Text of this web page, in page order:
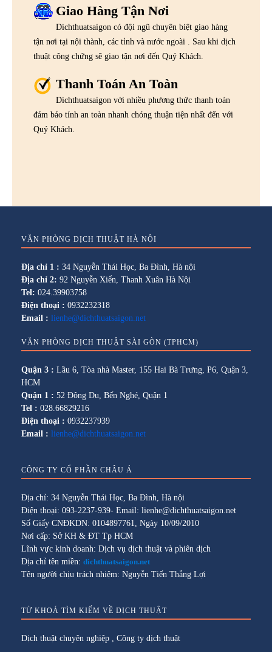
Giao Hàng Tận Nơi
Dichthuatsaigon có đội ngũ chuyên biệt giao hàng
tận nơi tại nội thành, các tỉnh và nước ngoài . Sau khi dịch
thuật công chứng sẽ giao tận nơi đến Quý Khách.
Thanh Toán An Toàn
Dichthuatsaigon với nhiều phương thức thanh toán
đảm bảo tính an toàn nhanh chóng thuận tiện nhất đến với
Quý Khách.
VĂN PHÒNG DỊCH THUẬT HÀ NỘI
Địa chỉ 1 : 34 Nguyễn Thái Học, Ba Đình, Hà nội
Địa chỉ 2: 92 Nguyễn Xiển, Thanh Xuân Hà Nội
Tel: 024.39903758
Điện thoại : 0932232318
Email : lienhe@dichthuatsaigon.net
VĂN PHÒNG DỊCH THUẬT SÀI GÒN (TPHCM)
Quận 3 : Lầu 6, Tòa nhà Master, 155 Hai Bà Trưng, P6, Quận 3,
HCM
Quận 1 : 52 Đông Du, Bến Nghé, Quận 1
Tel : 028.66829216
Điện thoại : 0932237939
Email : lienhe@dichthuatsaigon.net
CÔNG TY CỔ PHẦN CHÂU Á
Địa chỉ: 34 Nguyễn Thái Học, Ba Đình, Hà nội
Điện thoại: 093-2237-939- Email: lienhe@dichthuatsaigon.net
Số Giấy CNĐKDN: 0104897761, Ngày 10/09/2010
Nơi cấp: Sở KH & ĐT Tp HCM
Lĩnh vực kinh doanh: Dịch vụ dịch thuật và phiên dịch
Địa chỉ tên miền: dichthuatsaigon.net
Tên người chịu trách nhiệm: Nguyễn Tiến Thắng Lợi
TỪ KHOÁ TÌM KIẾM VỀ DỊCH THUẬT
Dịch thuật chuyên nghiệp Công ty dịch thuật